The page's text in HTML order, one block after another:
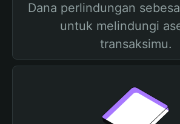
Dana perlindungan
untuk melindungi
transaksimu.